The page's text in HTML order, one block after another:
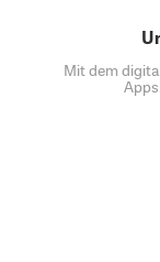
Mit dem